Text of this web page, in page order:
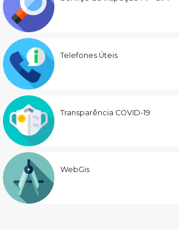
Telefones Úteis
Transparência COVID-19
WebGis